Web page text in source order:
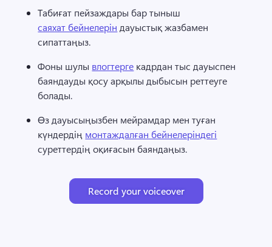
Табиғат пейзаждары бар тыныш
саяхат бейнелерін дауыстық жазбамен
сипаттаңыз.
Фоны шулы влогтерге кадрдан тыс дауыспен
баяндауды қосу арқылы дыбысын реттеуге
болады.
Өз дауысыңызбен мейрамдар мен туған
күндердің монтаждалған бейнелеріндегі
суреттердің оқиғасын баяндаңыз.
Record your voiceover